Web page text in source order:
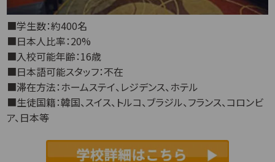
■学生数：約400名
■日本人比率：20%
■入校可能年齢：16歳
■日本語可能スタッフ：不在
■滞在方法：ホームステイ、レジデンス、ホテル
■生徒国籍：韓国、スイス、トルコ、ブラジル、フランス、コロンビ
ア、日本等